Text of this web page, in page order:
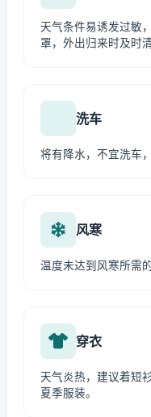
天气条件易诱发过敏
罩，外出归来时及时
洗车
将有降水，不宜洗车
风寒
温度未达到风寒所需
穿衣
天气炎热，建议着短
夏季服装。